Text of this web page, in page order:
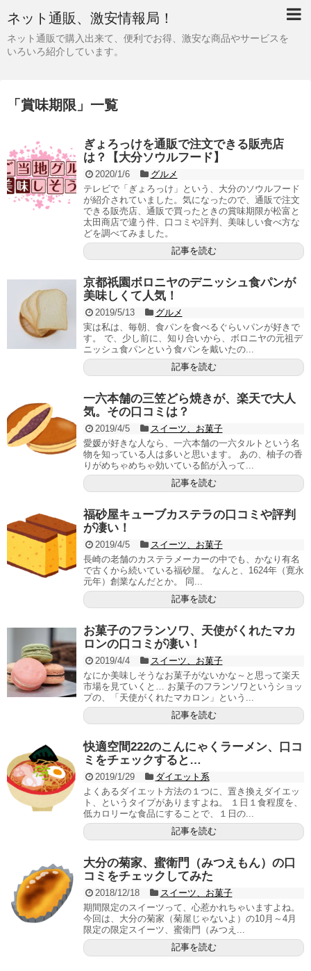
ネット通販、激安情報局！
ネット通販で購入出来て、便利でお得、激安な商品やサービスを
いろいろ紹介しています。
「 賞味期限 」 一覧
ぎょろっけを通販で注文できる販売店
は？【大分ソウルフード】
2020/1/6
グルメ
テレビで「ぎょろっけ」という、大分のソウルフード
が紹介されていました。気になったので、通販で注文
できる販売店、通販で買ったときの賞味期限が松富と
太田商店で違う件、口コミや評判、美味しい食べ方な
どを調べてみました。
記事を読む
京都祇園ボロニヤのデニッシュ食パンが
美味しくて人気！
2019/5/13
グルメ
実は私は、毎朝、食パンを食べるぐらいパンが好きで
す。 で、少し前に、知り合いから、ボロニヤの元祖デ
ニッシュ食パンという食パンを戴いたの...
記事を読む
一六本舗の三笠どら焼きが、楽天で大人
気。その口コミは？
2019/4/5
スイーツ、お菓子
愛媛が好きな人なら、一六本舗の一六タルトという名
物を知っている人は多いと思います。 あの、柚子の香
りがめちゃめちゃ効いている餡が入って...
記事を読む
福砂屋キューブカステラの口コミや評判
が凄い！
2019/4/5
スイーツ、お菓子
長崎の老舗のカステラメーカーの中でも、かなり有名
で古くから続いている福砂屋。 なんと、1624年（寛永
元年）創業なんだとか。 同...
記事を読む
お菓子のフランソワ、天使がくれたマカ
ロンの口コミが凄い！
2019/4/4
スイーツ、お菓子
なにか美味しそうなお菓子がないかな～と思って楽天
市場を見ていくと… お菓子のフランソワというショッ
プの、「天使がくれたマカロン」という...
記事を読む
快適空間222のこんにゃくラーメン、口コ
ミをチェックすると…
2019/1/29
ダイエット系
よくあるダイエット方法の１つに、置き換えダイエッ
ト、というタイプがありますよね。 １日１食程度を、
低カロリーな食品にすることで、１日の...
記事を読む
大分の菊家、蜜衛門（みつえもん）の口
コミをチェックしてみた
2018/12/18
スイーツ、お菓子
期間限定のスイーツって、心惹かれちゃいますよね。
今回は、大分の菊家（菊屋じゃないよ）の10月～4月
限定の限定スイーツ、蜜衛門（みつえ...
記事を読む